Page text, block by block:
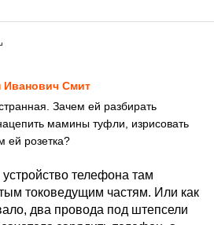
Иванович Смит
Зачем ей разбирать
мамины туфли, изрисовать
ей розетка?
телефона там
токоведущим частям. Или как
два провода под штепсели